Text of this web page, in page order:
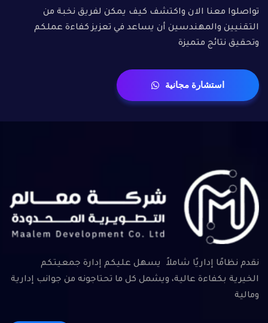
تواصلوا معنا الان واكتشف كيف يمكن لفريق نخبة من
التقنيين والمهندسين أن يساعد في تعزيز كفاءة عملكم
وتحقيق نتائج متميزة
استشارة مجانية
نقدم نظامًا إداريًا شاملاً يسهل عليكم إدارة جمعيتكم
الخيرية بكفاءة عالية، ويشمل كل ما تحتاجونه من جوانب إدارية
ومالية